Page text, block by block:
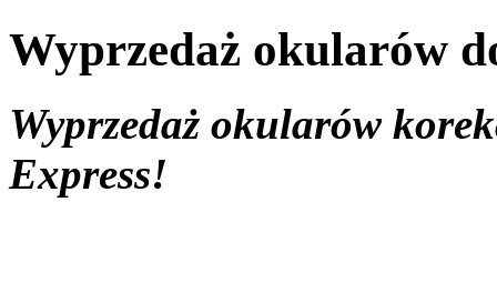
Wyprzedaż okularów
Wyprzedaż okularów
Express!